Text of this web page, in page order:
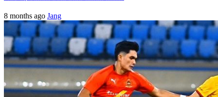
8 months ago Jang